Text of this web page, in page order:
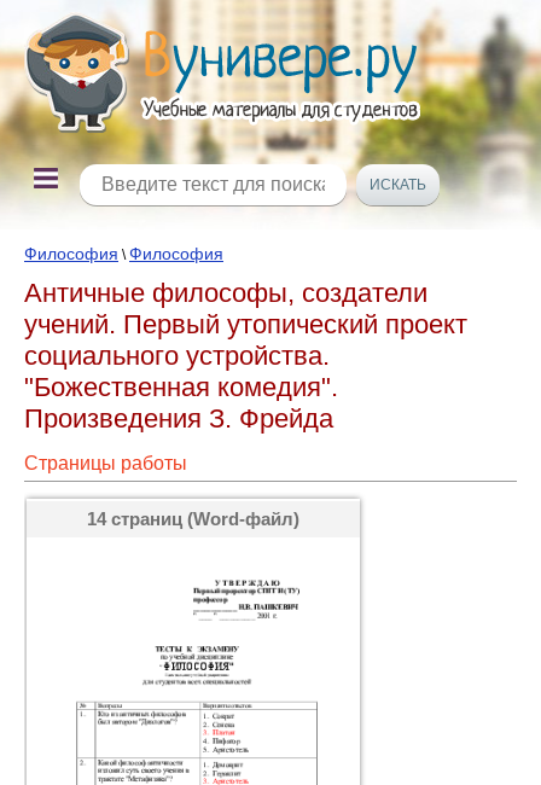
Философия \Философия
Античные философы, создатели
учений. Первый утопический проект
социального устройства.
"Божественная комедия".
Произведения З. Фрейда
Страницы работы
14 страниц (Word-файл)